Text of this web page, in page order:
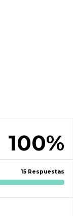
100%
15 Respuestas